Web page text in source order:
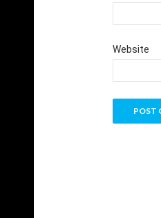
Website